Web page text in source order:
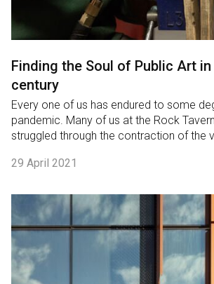
Finding the Soul of Public Art
century
Every one of us has endured to some
pandemic. Many of us at the Rock
struggled through the contraction of the
29 April 2021